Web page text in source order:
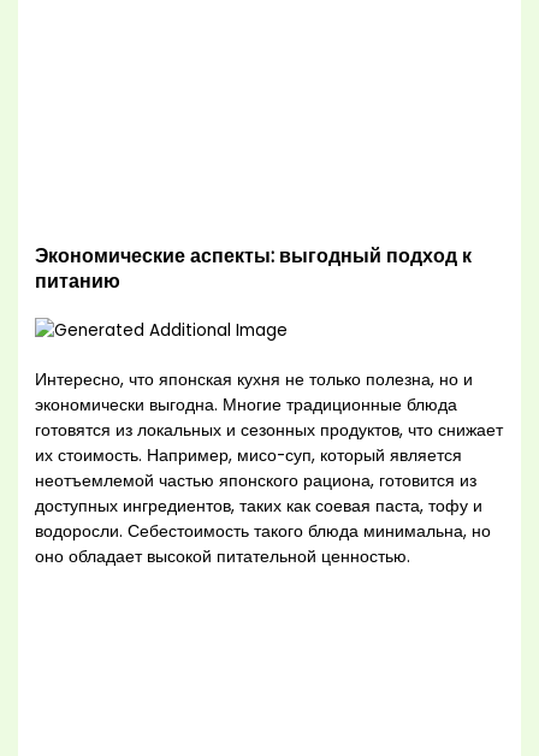
Экономические аспекты: выгодный подход к
питанию
Интересно, что японская кухня не только полезна, но и
экономически выгодна. Многие традиционные блюда
готовятся из локальных и сезонных продуктов, что снижает
их стоимость. Например, мисо-суп, который является
неотъемлемой частью японского рациона, готовится из
доступных ингредиентов, таких как соевая паста, тофу и
водоросли. Себестоимость такого блюда минимальна, но
оно обладает высокой питательной ценностью.